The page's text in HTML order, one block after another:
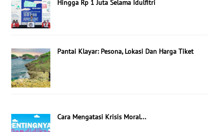
Hingga Rp 1 Juta Selama Idulfitri
Pantai Klayar: Pesona, Lokasi Dan Harga Tiket
Cara Mengatasi Krisis Moral...